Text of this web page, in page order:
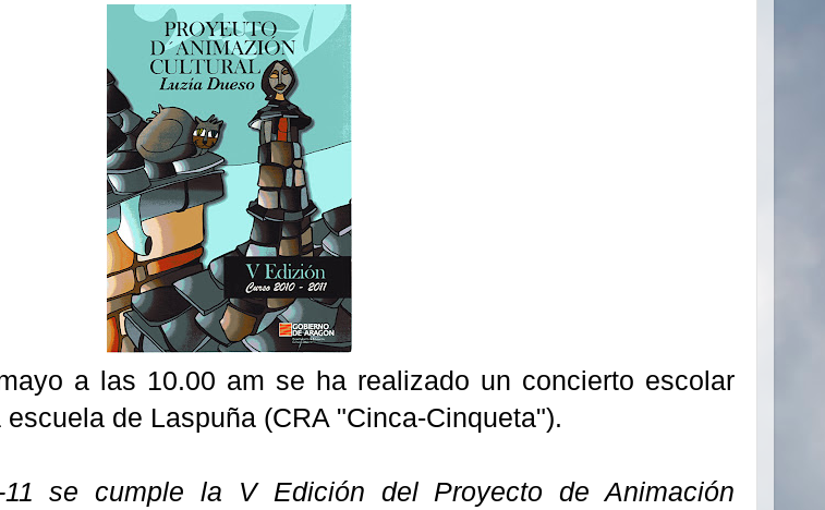
a las 10.00 am se ha realizado un concierto escolar
de Laspuña (CRA "Cinca-Cinqueta").
se cumple la V Edición del Proyecto de Animación